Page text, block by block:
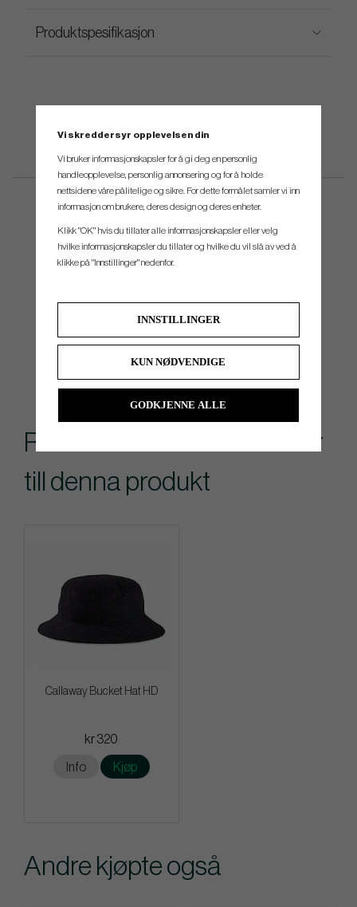
Produktspesifikasjon
Rekommenderade tillbehör
till denna produkt
Callaway Bucket Hat HD
kr 320
Info Kjøp
Andre kjøpte også
Vi skreddersyr opplevelsen din
Vi bruker informasjonskapsler for å gi deg en personlig
handleopplevelse, personlig annonsering og for å holde
nettsidene våre pålitelige og sikre. For dette formålet samler vi inn
informasjon om brukere, deres design og deres enheter.
Klikk "OK" hvis du tillater alle informasjonskapsler eller velg
hvilke informasjonskapsler du tillater og hvilke du vil slå av ved å
klikke på "Innstillinger" nedenfor.
INNSTILLINGER
KUN NØDVENDIGE
GODKJENNE ALLE